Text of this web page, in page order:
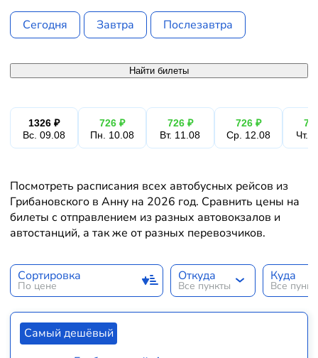
Сегодня Завтра Послезавтра
Найти билеты
1326 ₽
Вс. 09.08
726 ₽
Пн. 10.08
726 ₽
Вт. 11.08
726 ₽
Ср. 12.08
Чт.
Посмотреть расписания всех автобусных рейсов из
Грибановского в Анну на 2026 год. Сравнить цены на
билеты с отправлением из разных автовокзалов и
автостанций, а так же от разных перевозчиков.
Сортировка
По цене
Откуда
Все пункты
Куда
Все
Самый дешёвый